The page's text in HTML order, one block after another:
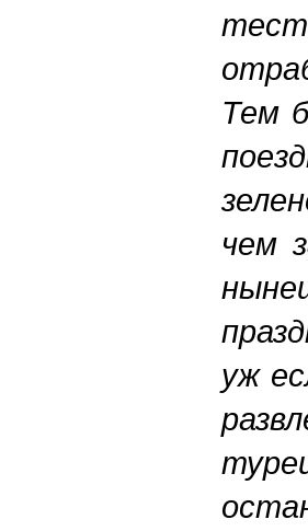
Тем
чем
уж